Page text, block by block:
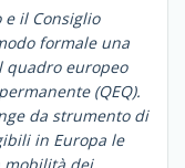
il Consiglio
formale una
quadro europeo
(QEQ).
da strumento di
in Europa le